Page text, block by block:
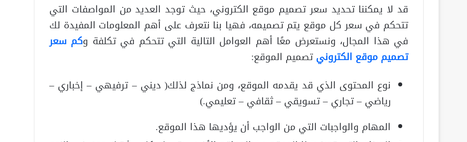
قد لا يمكننا تحديد سعر تصميم موقع الكتروني، حيث توجد العديد من المواصفات التي
تتحكم في سعر كل موقع يتم تصميمه، فهيا بنا نتعرف على أهم المعلومات المفيدة لك
في هذا المجال، ونستعرض معًا أهم العوامل التالية التي تتحكم في تكلفة وكم سعر
تصميم موقع الكترونيتصميم الموقع:
نوع المحتوى الذي قد يقدمه الموقع، ومن نماذج لذلك( ديني – ترفيهي – إخباري –
رياضي – تجاري – تسويقي – ثقافي – تعليمي.)
المهام والواجبات التي من الواجب أن يؤديها هذا الموقع.